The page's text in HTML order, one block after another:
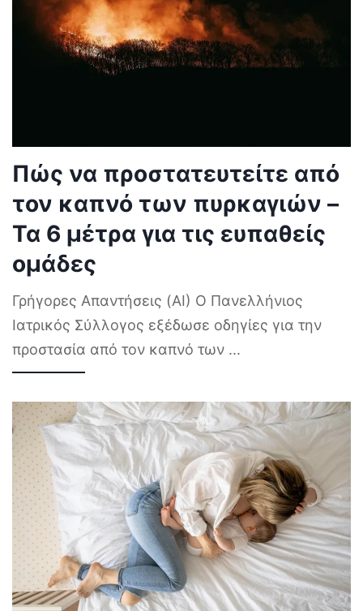
Πώς να προστατευτείτε από
τον καπνό των πυρκαγιών –
Τα 6 μέτρα για τις ευπαθείς
ομάδες
Γρήγορες Απαντήσεις (AI) Ο Πανελλήνιος
Ιατρικός Σύλλογος εξέδωσε οδηγίες για την
προστασία από τον καπνό των ...